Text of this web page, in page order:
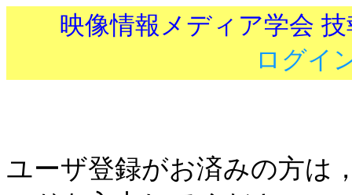
映像情報メディア学会
ログイ
ユーザ登録がお済みの方は